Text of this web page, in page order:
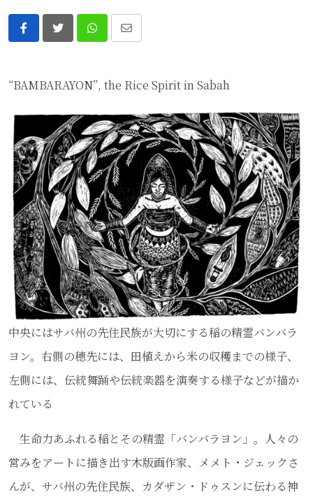
Whatsapp
Share
Email
“BAMBARAYON”, the Rice Spirit in Sabah
中央にはサバ州の先住民族が大切にする稲の精霊バンバラ
ヨン。右側の穂先には、田植えから米の収穫までの様子、
左側には、伝統舞踊や伝統楽器を演奏する様子などが描か
れている
生命力あふれる稲とその精霊「バンバラヨン」。人々の
営みをアートに描き出す木版画作家、メメト・ジェックさ
んが、サバ州の先住民族、カダザン・ドゥスンに伝わる神